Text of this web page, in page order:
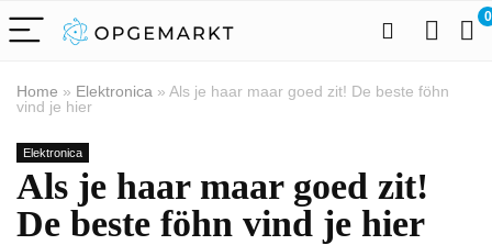
0
Home » Elektronica » Als je haar maar goed zit! De beste föhn
vind je hier
Elektronica
Als je haar maar goed zit!
De beste föhn vind je hier